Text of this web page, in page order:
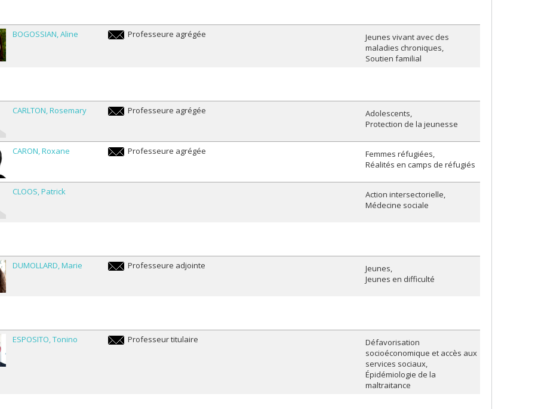
BOGOSSIAN Aline
Professeure agrégée
Jeunes vivant avec des
maladies chroniques
Soutien familial
CARLTON Rosemary
Professeure agrégée
Adolescents
Protection de la jeunesse
CARON Roxane
Professeure agrégée
Femmes réfugiées
Réalités en camps de réfugiés
CLOOS Patrick
Action intersectorielle
Médecine sociale
DUMOLLARD Marie
Professeure adjointe
Jeunes
Jeunes en difficulté
ESPOSITO Tonino
Professeur titulaire
Défavorisation
socioéconomique et accès aux
services sociaux
Épidémiologie de la
maltraitance